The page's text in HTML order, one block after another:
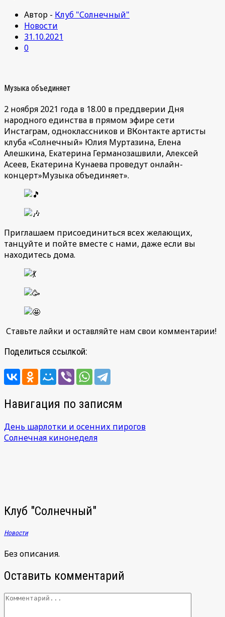
Автор - Клуб "Солнечный"
Новости
31.10.2021
0
Музыка объединяет
2 ноября 2021 года в 18.00 в преддверии Дня
народного единства в прямом эфире сети
Инстаграм, одноклассников и ВКонтакте артисты
клуба «Солнечный» Юлия Муртазина, Елена
Алешкина, Екатерина Германозашвили, Алексей
Асеев, Екатерина Кунаева проведут онлайн-
концерт»Музыка объединяет».
Приглашаем присоединиться всех желающих,
танцуйте и пойте вместе с нами, даже если вы
находитесь дома.
Ставьте лайки и оставляйте нам свои комментарии!
Поделиться ссылкой:
Навигация по записям
День шарлотки и осенних пирогов
Солнечная кинонеделя
Клуб "Солнечный"
Новости
Без описания.
Оставить комментарий